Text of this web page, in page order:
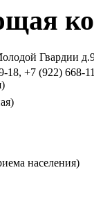
Гвардии
18, +7 (922) 668-
населения)